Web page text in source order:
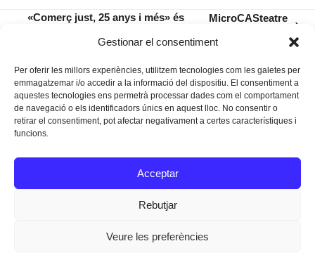
Gestionar el consentiment
Per oferir les millors experiències, utilitzem tecnologies com les galetes per
emmagatzemar i/o accedir a la informació del dispositiu. El consentiment a
aquestes tecnologies ens permetrà processar dades com el comportament
de navegació o els identificadors únics en aquest lloc. No consentir o
retirar el consentiment, pot afectar negativament a certes característiques i
funcions.
Acceptar
Rebutjar
Veure les preferències
«Comerç just, 25 anys i més» és
de la Pau – S’Altra Senalla
post:
MicroCASteatre
Instagram
Facebook
Twitter
Texts Legals